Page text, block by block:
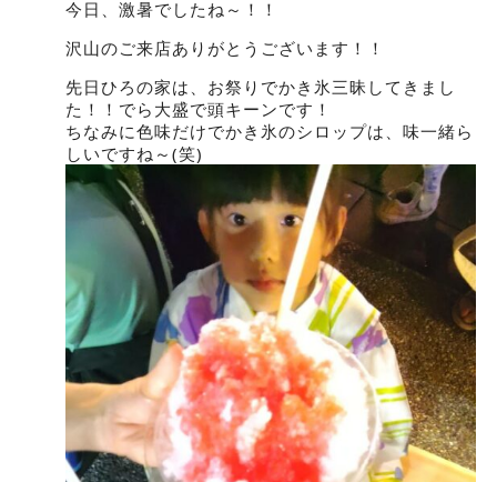
今日、激暑でしたね～！！
沢山のご来店ありがとうございます！！
先日ひろの家は、お祭りでかき氷三昧してきまし
た！！でら大盛で頭キーンです！
ちなみに色味だけでかき氷のシロップは、味一緒ら
しいですね～(笑)